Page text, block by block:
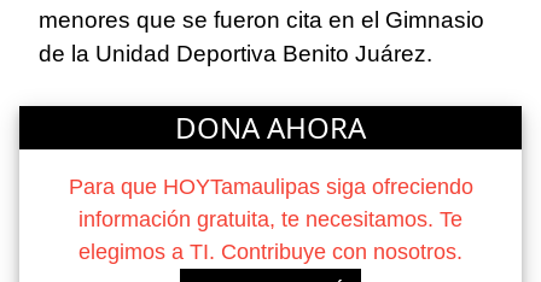
menores que se fueron cita en el Gimnasio
de la Unidad Deportiva Benito Juárez.
DONA AHORA
Para que HOYTamaulipas siga ofreciendo
información gratuita, te necesitamos. Te
elegimos a TI. Contribuye con nosotros.